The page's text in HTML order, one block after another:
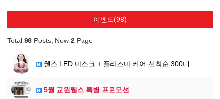
이벤트(98)
Total 98 Posts, Now 2 Page
웰스 LED 마스크 + 플라즈마 케어 선착순 300대 …
5월 교원웰스 특별 프로모션